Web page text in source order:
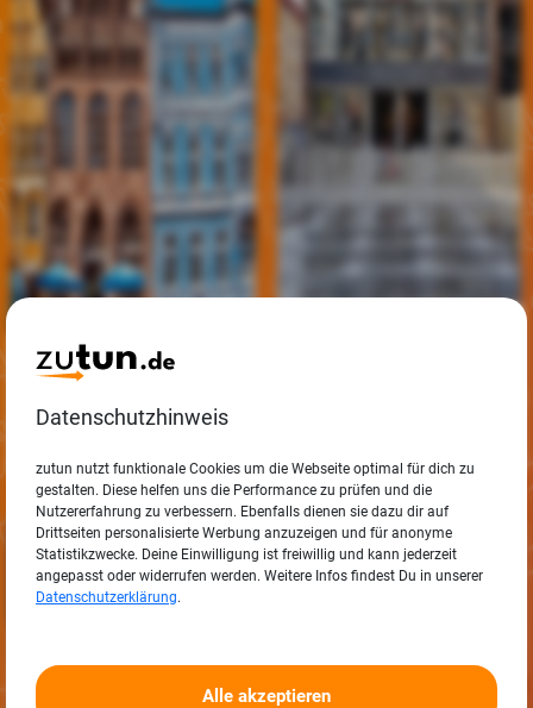
Top 10 Marketing-
Jobs in
Datenschutzhinweis
zutun nutzt funktionale Cookies um die Webseite optimal für dich zu
gestalten. Diese helfen uns die Performance zu prüfen und die
Nutzererfahrung zu verbessern. Ebenfalls dienen sie dazu dir auf
Drittseiten personalisierte Werbung anzuzeigen und für anonyme
Statistikzwecke. Deine Einwilligung ist freiwillig und kann jederzeit
angepasst oder widerrufen werden. Weitere Infos findest Du in unserer
Datenschutzerklärung.
Alle akzeptieren